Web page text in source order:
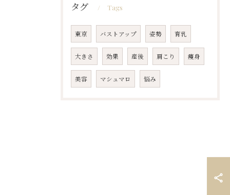
タグ Tags
東京 バストアップ 姿勢 育乳
大きさ 効果 産後 肩こり 痩身
美容 マシュマロ 悩み